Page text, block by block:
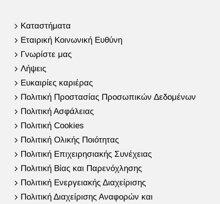
Καταστήματα
Εταιρική Κοινωνική Ευθύνη
Γνωρίστε μας
Λήψεις
Ευκαιρίες καριέρας
Πολιτική Προστασίας Προσωπικών Δεδομένων
Πολιτική Ασφάλειας
Πολιτική Cookies
Πολιτική Ολικής Ποιότητας
Πολιτική Επιχειρησιακής Συνέχειας
Πολιτική Βίας και Παρενόχλησης
Πολιτική Ενεργειακής Διαχείρισης
Πολιτική Διαχείρισης Αναφορών και